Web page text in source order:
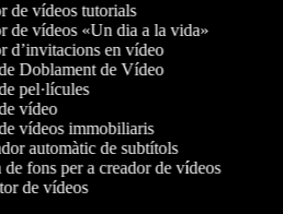
de vídeos tutorials
de vídeos «Un dia a la vida»
d’invitacions en vídeo
Doblament de Vídeo
pel·lícules
vídeo
vídeos immobiliaris
automàtic de subtítols
fons per a creador de vídeos
de vídeos